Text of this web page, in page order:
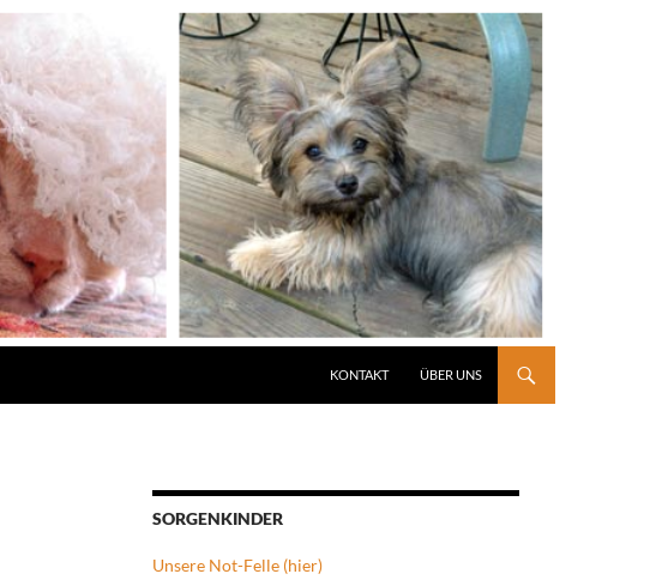
KONTAKT ÜBER UNS
SORGENKINDER
Unsere Not-Felle (hier)